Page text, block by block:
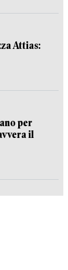
Attias:
per
il